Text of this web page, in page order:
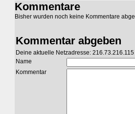
Kommentare
Bisher wurden noch keine Kommentare
Kommentar abgeben
Deine aktuelle Netzadresse: 216.73.216.115
Name
Kommentar